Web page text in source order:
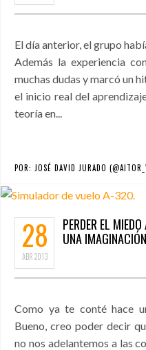
El día anterior, el grupo
Además la experiencia
muchas dudas y marcó un
el inicio real del
teoría en...
POR: JOSÉ DAVID JURADO
28
ABR2013
PERDER EL
UNA
Como ya te conté hace
Bueno, creo poder decir
no nos adelantemos a las